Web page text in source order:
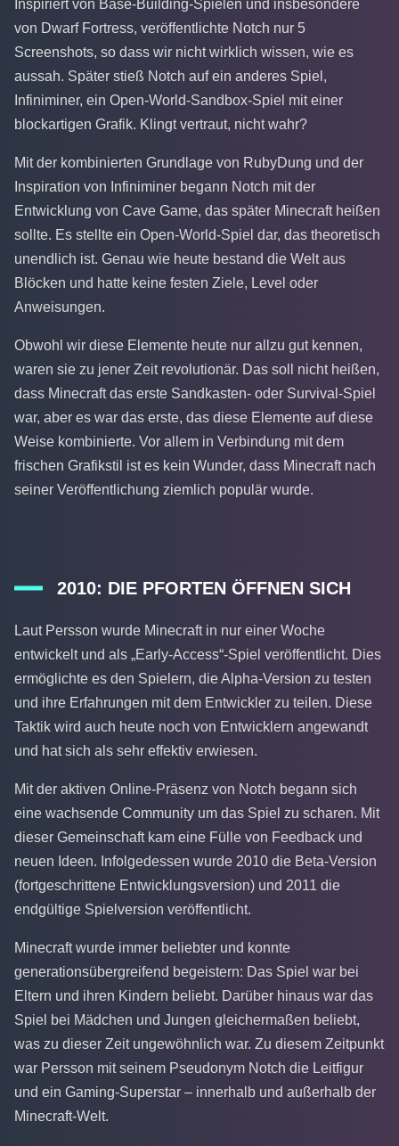
Inspiriert von Base-Building-Spielen und insbesondere
von Dwarf Fortress, veröffentlichte Notch nur 5
Screenshots, so dass wir nicht wirklich wissen, wie es
aussah. Später stieß Notch auf ein anderes Spiel,
Infiniminer, ein Open-World-Sandbox-Spiel mit einer
blockartigen Grafik. Klingt vertraut, nicht wahr?
Mit der kombinierten Grundlage von RubyDung und der
Inspiration von Infiniminer begann Notch mit der
Entwicklung von Cave Game, das später Minecraft heißen
sollte. Es stellte ein Open-World-Spiel dar, das theoretisch
unendlich ist. Genau wie heute bestand die Welt aus
Blöcken und hatte keine festen Ziele, Level oder
Anweisungen.
Obwohl wir diese Elemente heute nur allzu gut kennen,
waren sie zu jener Zeit revolutionär. Das soll nicht heißen,
dass Minecraft das erste Sandkasten- oder Survival-Spiel
war, aber es war das erste, das diese Elemente auf diese
Weise kombinierte. Vor allem in Verbindung mit dem
frischen Grafikstil ist es kein Wunder, dass Minecraft nach
seiner Veröffentlichung ziemlich populär wurde.
2010: DIE PFORTEN ÖFFNEN SICH
Laut Persson wurde Minecraft in nur einer Woche
entwickelt und als „Early-Access“-Spiel veröffentlicht. Dies
ermöglichte es den Spielern, die Alpha-Version zu testen
und ihre Erfahrungen mit dem Entwickler zu teilen. Diese
Taktik wird auch heute noch von Entwicklern angewandt
und hat sich als sehr effektiv erwiesen.
Mit der aktiven Online-Präsenz von Notch begann sich
eine wachsende Community um das Spiel zu scharen. Mit
dieser Gemeinschaft kam eine Fülle von Feedback und
neuen Ideen. Infolgedessen wurde 2010 die Beta-Version
(fortgeschrittene Entwicklungsversion) und 2011 die
endgültige Spielversion veröffentlicht.
Minecraft wurde immer beliebter und konnte
generationsübergreifend begeistern: Das Spiel war bei
Eltern und ihren Kindern beliebt. Darüber hinaus war das
Spiel bei Mädchen und Jungen gleichermaßen beliebt,
was zu dieser Zeit ungewöhnlich war. Zu diesem Zeitpunkt
war Persson mit seinem Pseudonym Notch die Leitfigur
und ein Gaming-Superstar – innerhalb und außerhalb der
Minecraft-Welt.